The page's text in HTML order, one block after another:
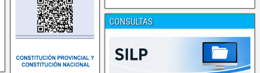
CONSULTAS